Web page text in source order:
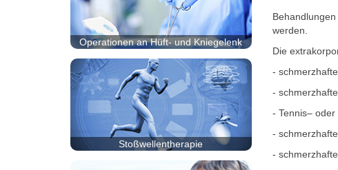
werden.
Die
-
-
- Tennis–
-
-
Operationen an Hüft- und Kniegelenk
Stoßwellentherapie